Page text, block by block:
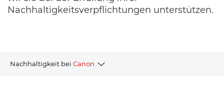
Nachhaltigkeitsverpflichtungen unterstützen.
Nachhaltigkeit bei Canon